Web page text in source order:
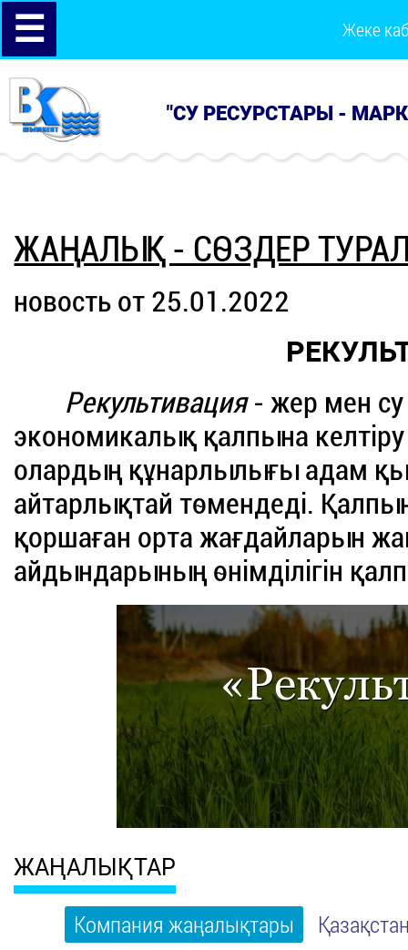
☰ Жеке
"СУ РЕСУРСТАРЫ -
ЖАҢАЛЫҚ - СӨЗДЕР
новость от 25.01.2022
Рекультивация- жер мен су
экономикалық қалпына
олардың құнарлылығы адам
айтарлықтай төмендеді.
қоршаған орта жағдайларын
айдындарының өнімділігін
ЖАҢАЛЫҚТАР
Компания жаңалықтары